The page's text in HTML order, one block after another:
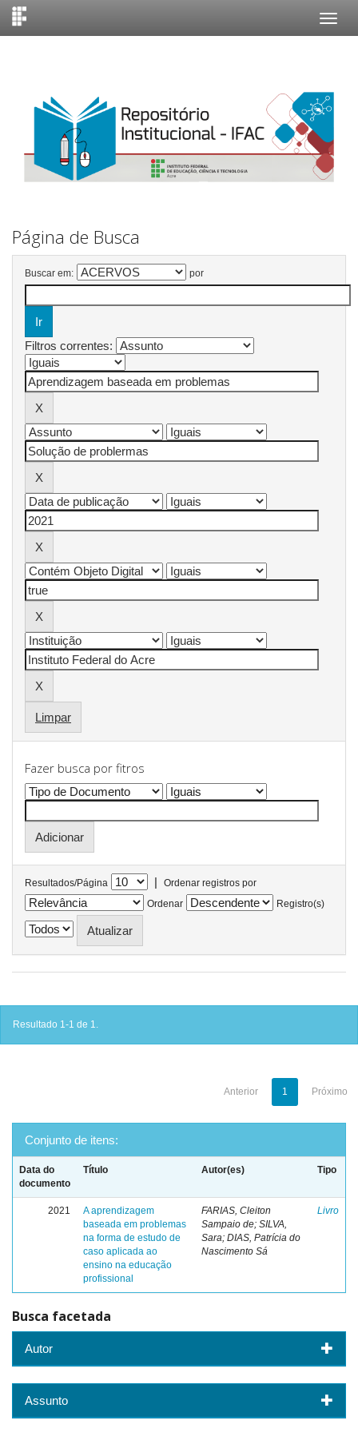
Página de Busca
Buscar em: por
Filtros correntes:
Limpar
Fazer busca por fitros
Resultados/Página |
Ordenar registros por
Ordenar
Registro(s)
Resultado 1-1 de 1.
Anterior 1 Próximo
Conjunto de itens:
Data do
documento
Título Autor(es) Tipo
2021
A aprendizagem
baseada em problemas
na forma de estudo de
caso aplicada ao
ensino na educação
profissional
FARIAS, Cleiton
Sampaio de; SILVA,
Sara; DIAS, Patrícia do
Nascimento Sá
Livro
Busca facetada
Autor
Assunto